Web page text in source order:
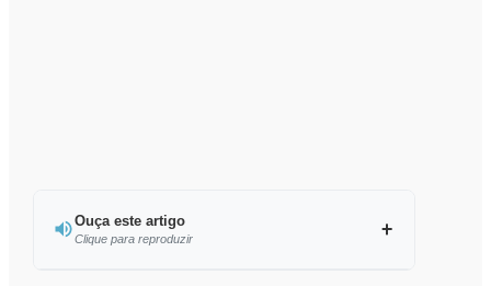
Ouça este artigo
Clique para reproduzir